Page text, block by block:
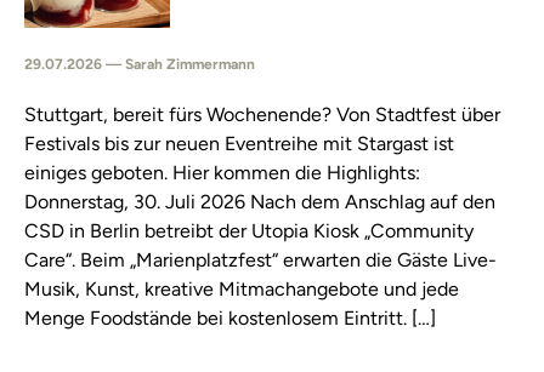
29.07.2026 — Sarah Zimmermann
Stuttgart, bereit fürs Wochenende? Von Stadtfest über
Festivals bis zur neuen Eventreihe mit Stargast ist
einiges geboten. Hier kommen die Highlights:
Donnerstag, 30. Juli 2026 Nach dem Anschlag auf den
CSD in Berlin betreibt der Utopia Kiosk „Community
Care“. Beim „Marienplatzfest“ erwarten die Gäste Live-
Musik, Kunst, kreative Mitmachangebote und jede
Menge Foodstände bei kostenlosem Eintritt. […]